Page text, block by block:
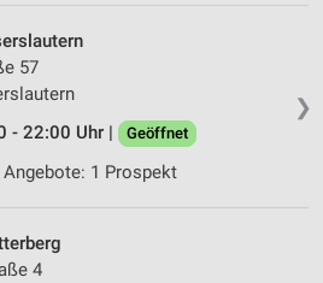
❯
57
- 22:00 Uhr |
Geöffnet
Angebote: 1 Prospekt
4